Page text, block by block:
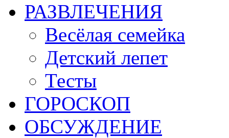
РАЗВЛЕЧЕНИЯ
Весёлая семейка
Детский лепет
Тесты
ГОРОСКОП
ОБСУЖДЕНИЕ